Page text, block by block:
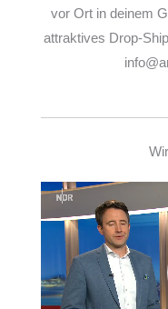
vor Ort in deinem
attraktives Drop-